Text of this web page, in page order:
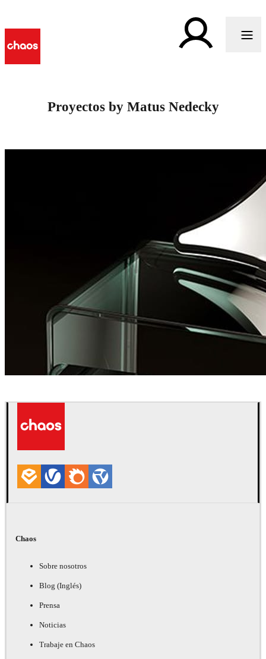
Proyectos by Matus Nedecky
Chaos
Sobre nosotros
Blog (Inglés)
Prensa
Noticias
Trabaje en Chaos